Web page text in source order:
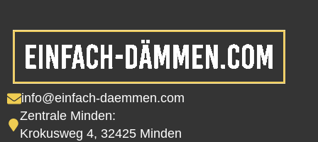
info@einfach-daemmen.com
Zentrale Minden:
Krokusweg 4, 32425 Minden